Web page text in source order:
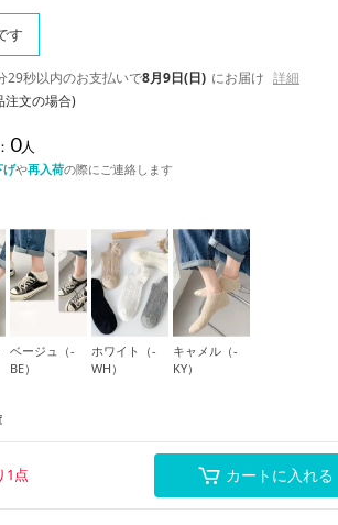
す
28秒以内のお支払いで8月9日(日) にお届け 詳細
注文の場合)
0人
げや再入荷の際にご連絡します
ベージュ（-
BE）
ホワイト（-
WH）
キャメル（-
KY）
1点 カートに入れる